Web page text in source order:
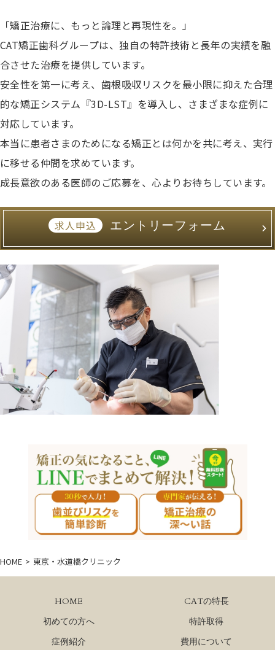
「矯正治療に、もっと論理と再現性を。」
CAT矯正歯科グループは、独自の特許技術と長年の実績を融
合させた治療を提供しています。
安全性を第一に考え、歯根吸収リスクを最小限に抑えた合理
的な矯正システム『3D-LST』を導入し、さまざまな症例に
対応しています。
本当に患者さまのためになる矯正とは何かを共に考え、実行
に移せる仲間を求めています。
成長意欲のある医師のご応募を、心よりお待ちしています。
求人申込 エントリーフォーム
HOME 東京・水道橋クリニック
HOME
CATの特長
初めての方へ
特許取得
症例紹介
費用について